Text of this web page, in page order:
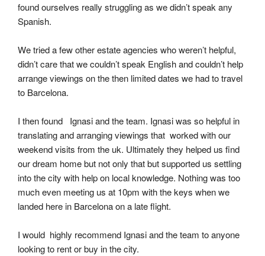
found ourselves really struggling as we didn’t speak any
Spanish.
We tried a few other estate agencies who weren’t helpful,
didn’t care that we couldn’t speak English and couldn’t help
arrange viewings on the then limited dates we had to travel
to Barcelona.
I then found   Ignasi and the team. Ignasi was so helpful in
translating and arranging viewings that  worked with our
weekend visits from the uk. Ultimately they helped us find
our dream home but not only that but supported us settling
into the city with help on local knowledge. Nothing was too
much even meeting us at 10pm with the keys when we
landed here in Barcelona on a late flight.
I would  highly recommend Ignasi and the team to anyone
looking to rent or buy in the city.